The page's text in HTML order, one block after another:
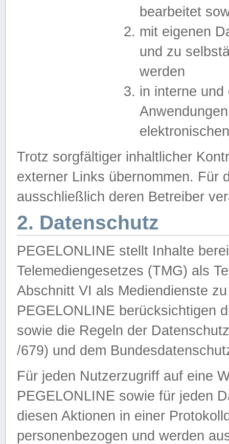
bearbeitet
mit eigenen
und zu
werden
in interne
Trotz sorgfältiger inhaltlicher
externer Links übernommen. Für
ausschließlich deren Betreiber
2. Datenschutz
PEGELONLINE stellt Inhalte
Telemediengesetzes (TMG) als
Abschnitt VI als Mediendienste
PEGELONLINE berücksichtigen
sowie die Regeln der
/679) und dem
Für jeden Nutzerzugriff auf eine
PEGELONLINE sowie für jeden
diesen Aktionen in einer
personenbezogen und werden